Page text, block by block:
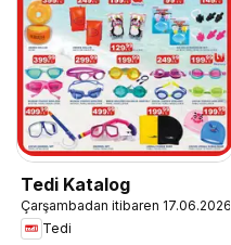
Tedi Katalog
Çarşambadan itibaren 17.06.2026
Tedi